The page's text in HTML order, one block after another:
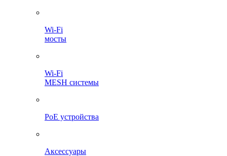
Wi-Fi
мосты
Wi-Fi
MESH системы
PoE устройства
Аксессуары